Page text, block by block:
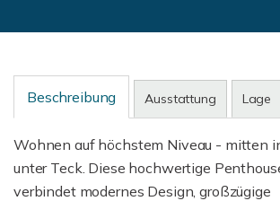
Beschreibung Ausstattung Lage
Wohnen auf höchstem Niveau - mitten
unter Teck. Diese hochwertige
verbindet modernes Design, großzügige